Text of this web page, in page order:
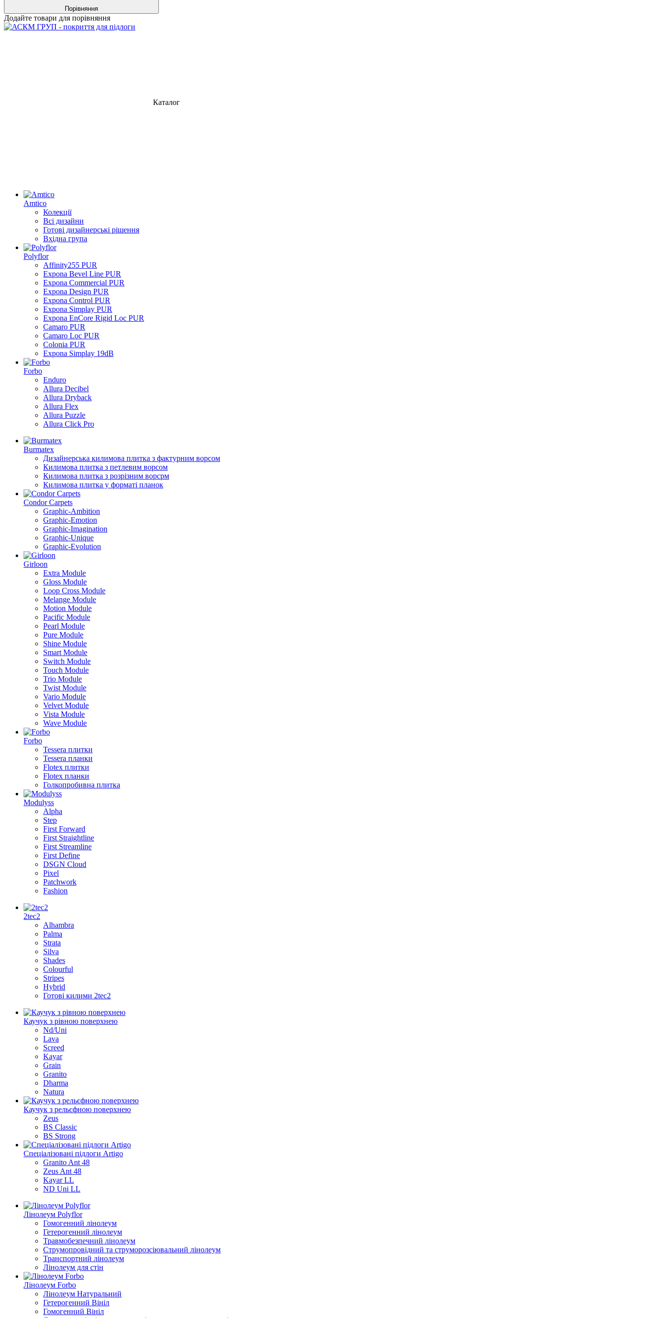
Порівняння
Додайте товари для порівняння
Каталог
Amtico
Колекції
Всі дизайни
Готові дизайнерські рішення
Вхідна група
Polyflor
Affinity255 PUR
Expona Bevel Line PUR
Expona Commercial PUR
Expona Design PUR
Expona Control PUR
Expona Simplay PUR
Expona EnCore Rigid Loc PUR
Camaro PUR
Camaro Loc PUR
Colonia PUR
Expona Simplay 19dB
Forbo
Enduro
Allura Decibel
Allura Dryback
Allura Flex
Allura Puzzle
Allura Click Pro
Burmatex
Дизайнерська килимова плитка з фактурним ворсом
Килимова плитка з петлевим ворсом
Килимова плитка з розрізним ворсрм
Килимова плитка у форматі планок
Condor Carpets
Graphic-Ambition
Graphic-Emotion
Graphic-Imagination
Graphic-Unique
Graphic-Evolution
Girloon
Extra Module
Gloss Module
Loop Cross Module
Melange Module
Motion Module
Pacific Module
Pearl Module
Pure Module
Shine Module
Smart Module
Switch Module
Touch Module
Trio Module
Twist Module
Vario Module
Velvet Module
Vista Module
Wave Module
Forbo
Tessera плитки
Tessera планки
Flotex плитки
Flotex планки
Голкопробивна плитка
Modulyss
Alpha
Step
First Forward
First Straightline
First Streamline
First Define
DSGN Cloud
Pixel
Patchwork
Fashion
2tec2
Alhambra
Palma
Strata
Silva
Shades
Colourful
Stripes
Hybrid
Готові килими 2tec2
Каучук з рівною поверхнею
Nd/Uni
Lava
Screed
Kayar
Grain
Granito
Dharma
Natura
Каучук з рельєфною поверхнею
Zeus
BS Classic
BS Strong
Спеціалізовані підлоги Artigo
Granito Ant 48
Zeus Ant 48
Kayar LL
ND Uni LL
Лінолеум Polyflor
Гомогенний лінолеум
Гетерогенний лінолеум
Травмобезпечний лінолеум
Струмопровідний та струморозсіювальний лінолеум
Транспортний лінолеум
Лінолеум для стін
Лінолеум Forbo
Лінолеум Натуральний
Гетерогенний Вініл
Гомогенний Вініл